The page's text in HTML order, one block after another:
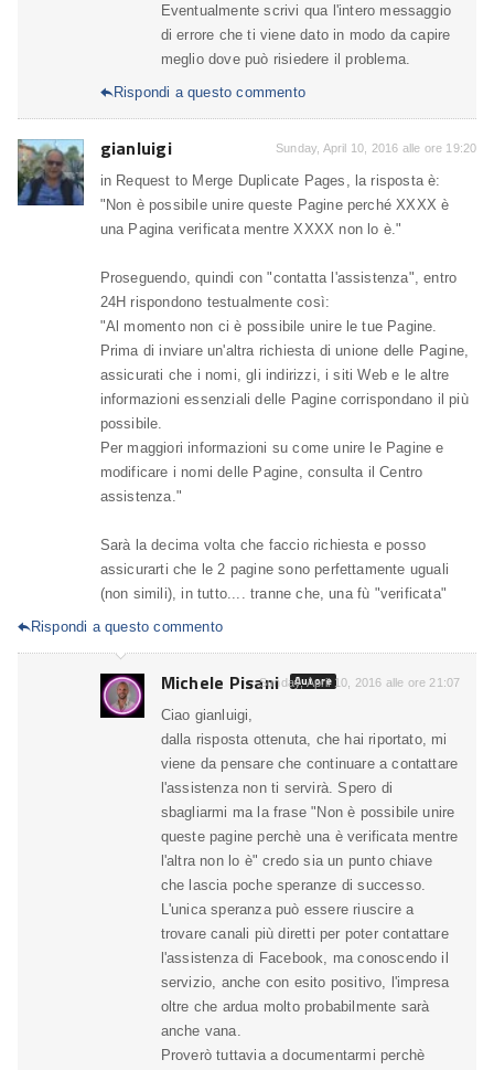
Eventualmente scrivi qua l'intero messaggio
di errore che ti viene dato in modo da capire
meglio dove può risiedere il problema.
Rispondi a questo commento
gianluigi Sunday, April 10, 2016 alle ore 19:20
in Request to Merge Duplicate Pages, la risposta è:
"Non è possibile unire queste Pagine perché XXXX è
una Pagina verificata mentre XXXX non lo è."
Proseguendo, quindi con "contatta l'assistenza", entro
24H rispondono testualmente così:
"Al momento non ci è possibile unire le tue Pagine.
Prima di inviare un'altra richiesta di unione delle Pagine,
assicurati che i nomi, gli indirizzi, i siti Web e le altre
informazioni essenziali delle Pagine corrispondano il più
possibile.
Per maggiori informazioni su come unire le Pagine e
modificare i nomi delle Pagine, consulta il Centro
assistenza."
Sarà la decima volta che faccio richiesta e posso
assicurarti che le 2 pagine sono perfettamente uguali
(non simili), in tutto.... tranne che, una fù "verificata"
Rispondi a questo commento
Michele Pisani Autore
Sunday, April 10, 2016 alle ore 21:07
Ciao gianluigi,
dalla risposta ottenuta, che hai riportato, mi
viene da pensare che continuare a contattare
l'assistenza non ti servirà. Spero di
sbagliarmi ma la frase "Non è possibile unire
queste pagine perchè una è verificata mentre
l'altra non lo è" credo sia un punto chiave
che lascia poche speranze di successo.
L'unica speranza può essere riuscire a
trovare canali più diretti per poter contattare
l'assistenza di Facebook, ma conoscendo il
servizio, anche con esito positivo, l'impresa
oltre che ardua molto probabilmente sarà
anche vana.
Proverò tuttavia a documentarmi perchè